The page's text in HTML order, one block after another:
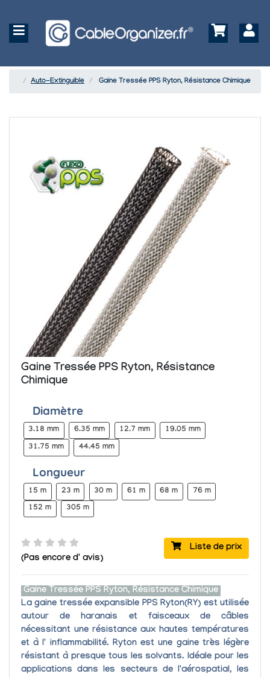
Auto-Extinguible Gaine Tressée PPS Ryton, Résistance Chimique
Gaine Tressée PPS Ryton, Résistance
Chimique
Diamètre
3.18 mm 6.35 mm 12.7 mm
19.05 mm
31.75 mm
44.45 mm
Longueur
15 m 23 m 30 m 61 m 68 m
76 m
152 m
305 m
Liste de prix
(Pas encore d' avis)
Gaine Tressée PPS Ryton, Résistance Chimique
Lagaine tressée expansible PPS Ryton(RY) est utilisée
autour de haranais et faisceaux de câbles
nécessitant une résistance aux hautes températures
et à l' inflammabilité. Ryton est une gaine très légère
résistant à presque tous les solvants. Idéale pour les
applications dans les secteurs de l'aérospatial, les